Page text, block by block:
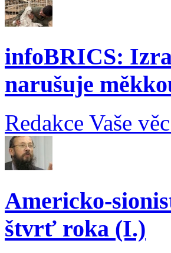
infoBRICS:
narušuje
Redakce Vaše
Americko-
štvrť roka (I.)